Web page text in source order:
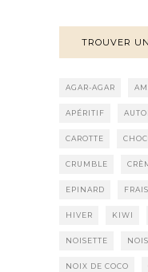
TROUVER
AGAR-AGAR
APÉRITIF
CAROTTE
CRUMBLE
EPINARD
HIVER KIWI
NOISETTE
NOIX DE COCO